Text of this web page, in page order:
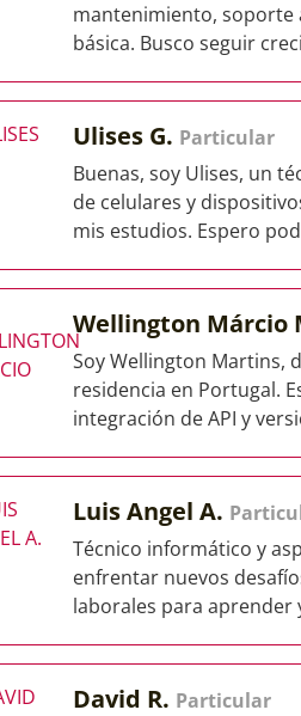
mantenimiento, soporte
básica. Busco seguir
Ulises G. Particular
Buenas, soy Ulises, un
de celulares y
mis estudios. Espero
Wellington Márcio
Soy Wellington Martins,
residencia en Portugal.
integración de API y
Luis Angel A.
Técnico informático y
enfrentar nuevos
laborales para aprender
David R. Particular